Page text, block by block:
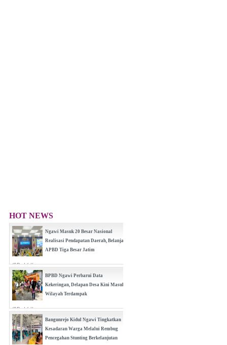
HOT NEWS
Ngawi Masuk 20 Besar Nasional
Realisasi Pendapatan Daerah, Belanja
APBD Tiga Besar Jatim
(0 Reply(s))
BPBD Ngawi Perbarui Data
Kekeringan, Delapan Desa Kini Masuk
Wilayah Terdampak
(0 Reply(s))
Bangunrejo Kidul Ngawi Tingkatkan
Kesadaran Warga Melalui Rembug
Pencegahan Stunting Berkelanjutan